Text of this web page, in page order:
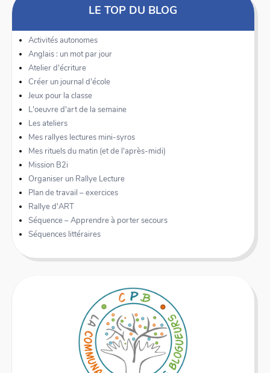
LE TOP DU BLOG
Activités autonomes
Anglais : un mot par jour
Atelier d'écriture
Créer un journal d'école
Jeux pour la classe
L'oeuvre d'art de la semaine
Les ateliers
Mes rallyes lectures mini-syros
Mes rituels du matin (et de l'après-midi)
Mission B2i
Organiser un Rallye Lecture
Plan de travail – exercices
Rallye d'ART
Séquence – Apprendre à porter secours
Séquences littéraires